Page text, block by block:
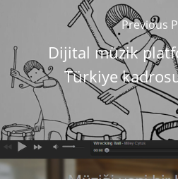
Previous
Dijital müzik
Türkiye